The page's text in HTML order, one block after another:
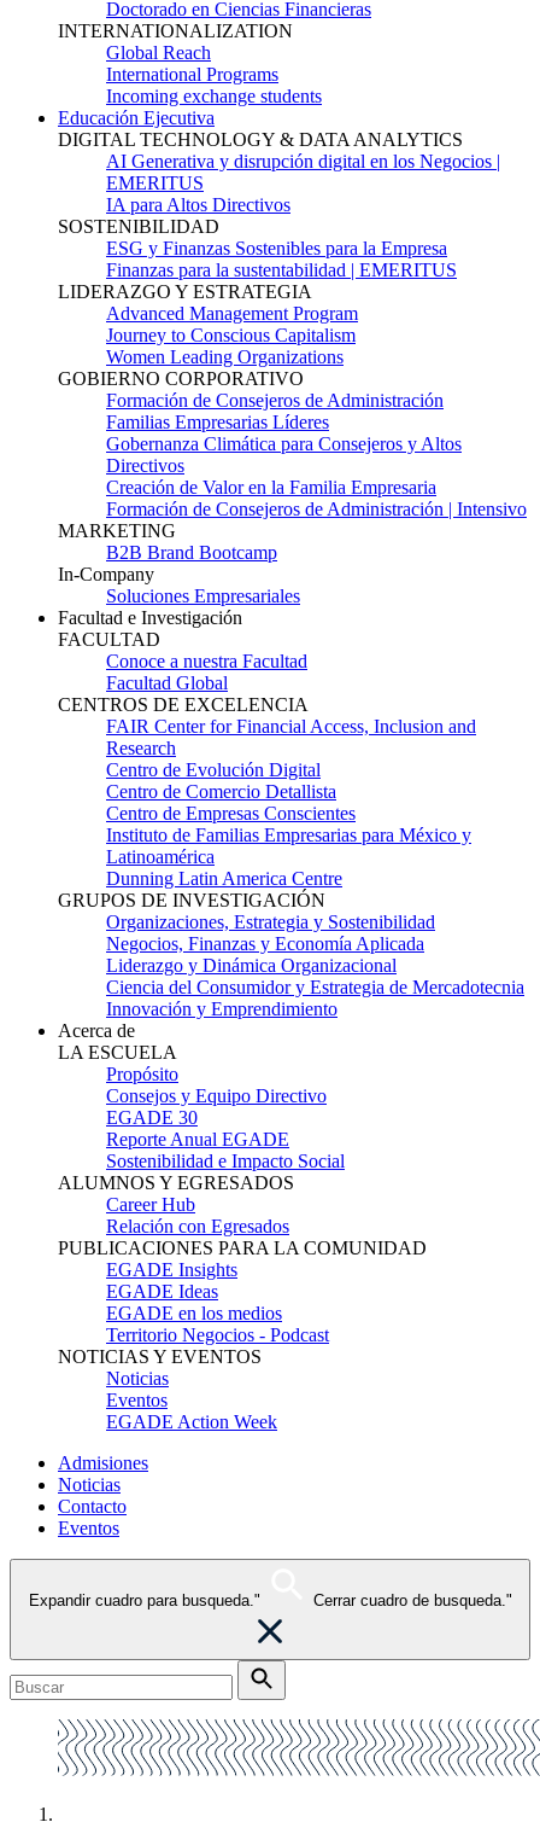
Doctorado en Ciencias Financieras
INTERNATIONALIZATION
Global Reach
International Programs
Incoming exchange students
Educación Ejecutiva
DIGITAL TECHNOLOGY & DATA ANALYTICS
AI Generativa y disrupción digital en los Negocios |
EMERITUS
IA para Altos Directivos
SOSTENIBILIDAD
ESG y Finanzas Sostenibles para la Empresa
Finanzas para la sustentabilidad | EMERITUS
LIDERAZGO Y ESTRATEGIA
Advanced Management Program
Journey to Conscious Capitalism
Women Leading Organizations
GOBIERNO CORPORATIVO
Formación de Consejeros de Administración
Familias Empresarias Líderes
Gobernanza Climática para Consejeros y Altos
Directivos
Creación de Valor en la Familia Empresaria
Formación de Consejeros de Administración | Intensivo
MARKETING
B2B Brand Bootcamp
In-Company
Soluciones Empresariales
Facultad e Investigación
FACULTAD
Conoce a nuestra Facultad
Facultad Global
CENTROS DE EXCELENCIA
FAIR Center for Financial Access, Inclusion and
Research
Centro de Evolución Digital
Centro de Comercio Detallista
Centro de Empresas Conscientes
Instituto de Familias Empresarias para México y
Latinoamérica
Dunning Latin America Centre
GRUPOS DE INVESTIGACIÓN
Organizaciones, Estrategia y Sostenibilidad
Negocios, Finanzas y Economía Aplicada
Liderazgo y Dinámica Organizacional
Ciencia del Consumidor y Estrategia de Mercadotecnia
Innovación y Emprendimiento
Acerca de
LA ESCUELA
Propósito
Consejos y Equipo Directivo
EGADE 30
Reporte Anual EGADE
Sostenibilidad e Impacto Social
ALUMNOS Y EGRESADOS
Career Hub
Relación con Egresados
PUBLICACIONES PARA LA COMUNIDAD
EGADE Insights
EGADE Ideas
EGADE en los medios
Territorio Negocios - Podcast
NOTICIAS Y EVENTOS
Noticias
Eventos
EGADE Action Week
Admisiones
Noticias
Contacto
Eventos
Expandir cuadro para busqueda." Cerrar cuadro de busqueda."